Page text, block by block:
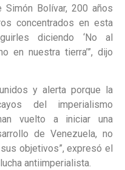
Bolívar, 200 años
concentrados en esta
diciendo ‘No al
en nuestra tierra’”, dijo
y alerta porque la
del imperialismo
vuelto a iniciar una
de Venezuela, no
objetivos”, expresó el
antiimperialista.